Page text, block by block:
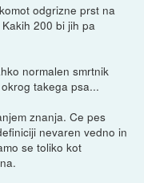
odgrizne prst na
200 bi jih pa
normalen smrtnik
takega psa...
znanja. Ce pes
nevaren vedno in
se toliko kot